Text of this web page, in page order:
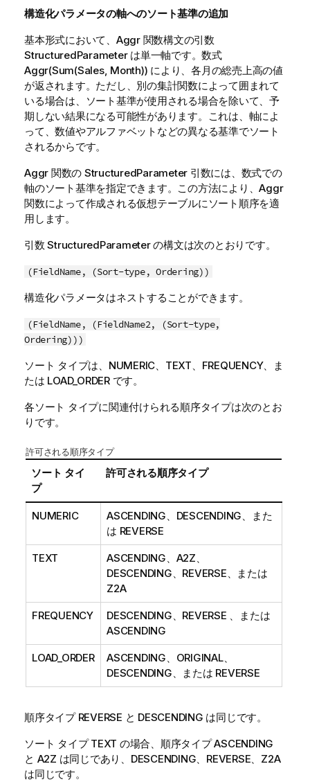
構造化パラメータの軸へのソート基準の追加
基本形式において、 Aggr関数構文の引数
StructuredParameterは単一軸です。数式
Aggr(Sum(Sales, Month)) により、各月の総売上高の値
が返されます。ただし、別の集計関数によって囲まれて
いる場合は、ソート基準が使用される場合を除いて、予
期しない結果になる可能性があります。これは、軸によ
って、数値やアルファベットなどの異なる基準でソート
されるからです。
Aggr 関数の StructuredParameter 引数には、数式での
軸のソート基準を指定できます。この方法により、Aggr
関数によって作成される仮想テーブルにソート順序を適
用します。
引数StructuredParameterの構文は次のとおりです。
(FieldName, (Sort-type, Ordering))
構造化パラメータはネストすることができます。
(FieldName, (FieldName2, (Sort-type,
Ordering)))
ソート タイプは、 NUMERIC、 TEXT、 FREQUENCY、ま
たは LOAD_ORDERです。
各ソート タイプに関連付けられる順序タイプは次のとお
りです。
許可される順序タイプ
ソート タイ
プ
許可される順序タイプ
NUMERIC ASCENDING、 DESCENDING、また
は REVERSE
TEXT ASCENDING、 A2Z、
DESCENDING、 REVERSE、または
Z2A
FREQUENCY DESCENDING、 REVERSE 、または
ASCENDING
LOAD_ORDER ASCENDING、 ORIGINAL、
DESCENDING、または REVERSE
順序タイプ REVERSE と DESCENDING は同じです。
ソート タイプTEXT の場合、順序タイプASCENDING
と A2Z は同じであり、 DESCENDING、 REVERSE、 Z2A
は同じです。